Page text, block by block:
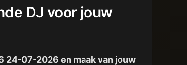
DJ voor jouw
24-07-2026 en maak van jouw